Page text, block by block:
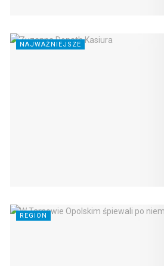
NAJWAŻNIEJSZE
REGION